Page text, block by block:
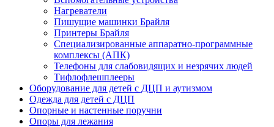
Нагреватели
Пишущие машинки Брайля
Принтеры Брайля
Специализированные аппаратно-программные
комплексы (АПК)
Телефоны для слабовидящих и незрячих людей
Тифлофлешплееры
Оборудование для детей с ДЦП и аутизмом
Одежда для детей с ДЦП
Опорные и настенные поручни
Опоры для лежания